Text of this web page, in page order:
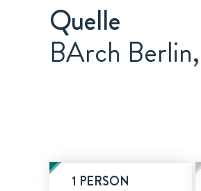
Quelle
BArch
1 PERSON